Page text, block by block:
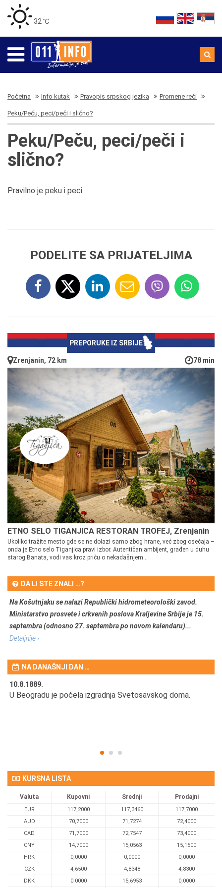
32 ℃
Početna Info kutak Pravopis srpskog jezika Promene reči
Peku/Peču, peci/peči i slično?
Peku/Peču, peci/peči i
slično?
Pravilno je peku i peci.
PODELITE SA PRIJATELJIMA
PREPORUKE IZ SRBIJE
Zrenjanin, 72 km 78 min
ETNO SELO TIGANJICA RESTORAN TROFEJ, Zrenjanin
Ukoliko tražite mesto gde se ne dolazi samo zbog hrane, već zbog osećaja –
onda je Etno selo Tiganjica pravi izbor. Autentičan ambijent, građen u duhu
starog Banata, vodi vas kroz priču o nekadašnjem...
DA LI STE ZNALI …?
Na Košutnjaku se nalazi Republički hidrometeorološki zavod.
Ministarstvo prosvete i crkvenih poslova Kraljevine Srbije je 15.
septembra (odnosno 27. septembra po novom kalendaru)...
Detaljnije ›
NA DANAŠNJI DAN …
10.8.1889.
U Beogradu je počela izgradnja Svetosavskog doma.
KURSNA LISTA
Valuta Kupovni Srednji Prodajni
EUR 117,2000 117,3460
117,7000
AUD
70,7000 71,7274
72,4000
CAD
71,7000 72,7547
73,4000
CNY
14,7000 15,0563
15,1500
HRK
0,0000 0,0000
0,0000
CZK
4,6500 4,8348
4,8300
DKK
0.0000 15,6953 0,0000